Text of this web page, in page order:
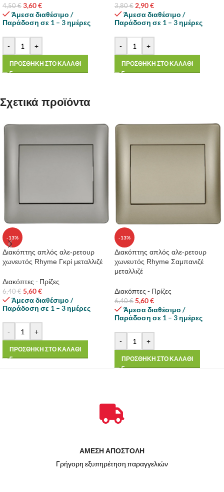
4,50€ 3,60€
Άμεσα διαθέσιμο /
Παράδοση σε 1 – 3 ημέρες
- +
ΠΡΟΣΘΗΚΗ ΣΤΟ ΚΑΛΑΘΙ
3,80€ 2,90€
Άμεσα διαθέσιμο /
Παράδοση σε 1 – 3 ημέρες
- +
ΠΡΟΣΘΗΚΗ ΣΤΟ ΚΑΛΑΘΙ
Σχετικά προϊόντα
-13%
Διακόπτης απλός αλε-ρετουρ
χωνευτός Rhyme Γκρί μεταλλιζέ
Διακόπτες - Πρίζες
6,40€ 5,60€
Άμεσα διαθέσιμο /
Παράδοση σε 1 – 3 ημέρες
- +
ΠΡΟΣΘΗΚΗ ΣΤΟ ΚΑΛΑΘΙ
-13%
Διακόπτης απλός αλε-ρετουρ
χωνευτός Rhyme Σαμπανιζέ
μεταλλιζέ
Διακόπτες - Πρίζες
6,40€ 5,60€
Άμεσα διαθέσιμο /
Παράδοση σε 1 – 3 ημέρες
- +
ΠΡΟΣΘΗΚΗ ΣΤΟ ΚΑΛΑΘΙ
ΑΜΕΣΗ ΑΠΟΣΤΟΛΗ
Γρήγορη εξυπηρέτηση παραγγελιών